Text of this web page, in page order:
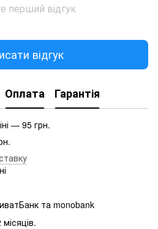
перший відгук
відгук
Оплата Гарантія
— 95 грн.
та monobank